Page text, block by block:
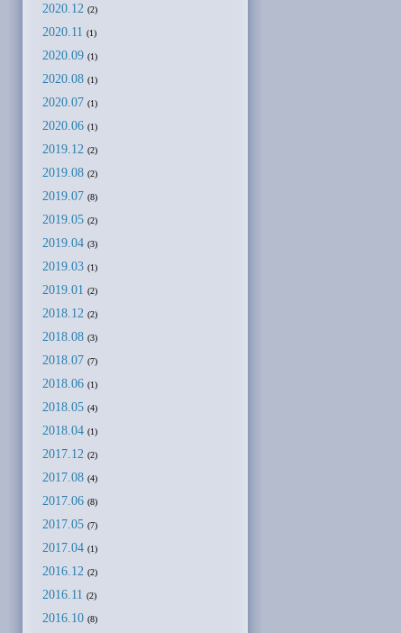
2020.12 (2)
2020.11 (1)
2020.09 (1)
2020.08 (1)
2020.07 (1)
2020.06 (1)
2019.12 (2)
2019.08 (2)
2019.07 (8)
2019.05 (2)
2019.04 (3)
2019.03 (1)
2019.01 (2)
2018.12 (2)
2018.08 (3)
2018.07 (7)
2018.06 (1)
2018.05 (4)
2018.04 (1)
2017.12 (2)
2017.08 (4)
2017.06 (8)
2017.05 (7)
2017.04 (1)
2016.12 (2)
2016.11 (2)
2016.10 (8)